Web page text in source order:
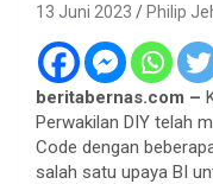
13 Juni 2023 Philip
beritabernas.com –
Perwakilan DIY telah
Code dengan
salah satu upaya BI